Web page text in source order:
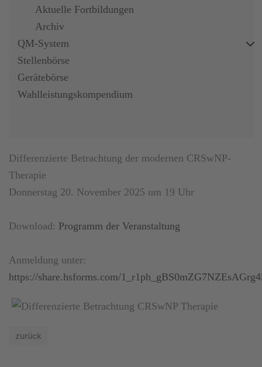
Aktuelle Fortbildungen
Archiv
QM-System
Stellenbörse
Gerätebörse
Wahlleistungskompendium
Differenzierte Betrachtung der modernen CRSwNP-
Therapie
Donnerstag 20. November 2025 um 19 Uhr
Download: Programm der Veranstaltung
Anmeldung unter:
https://share.hsforms.com/
zurück